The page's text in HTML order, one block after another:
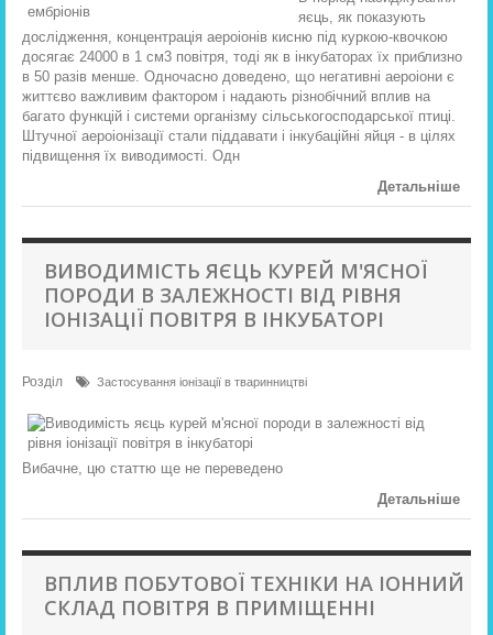
яєць, як показують
дослідження, концентрація аероіонів кисню під куркою-квочкою
досягає 24000 в 1 см3 повітря, тоді як в інкубаторах їх приблизно
в 50 разів менше. Одночасно доведено, що негативні аероіони є
життєво важливим фактором і надають різнобічний вплив на
багато функцій і системи організму сільськогосподарської птиці.
Штучної аероіонізації стали піддавати і інкубаційні яйця - в ​​цілях
підвищення їх виводимості. Одн
Детальніше
ВИВОДИМІСТЬ ЯЄЦЬ КУРЕЙ М'ЯСНОЇ
ПОРОДИ В ЗАЛЕЖНОСТІ ВІД РІВНЯ
ІОНІЗАЦІЇ ПОВІТРЯ В ІНКУБАТОРІ
Розділ Застосування іонізації в тваринництві
Вибачне, цю статтю ще не переведено
Детальніше
ВПЛИВ ПОБУТОВОЇ ТЕХНІКИ НА ІОННИЙ
СКЛАД ПОВІТРЯ В ПРИМІЩЕННІ